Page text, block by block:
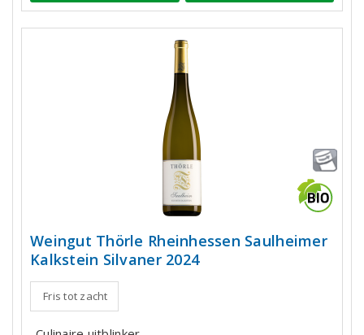
Weingut Thörle Rheinhessen Saulheimer
Kalkstein Silvaner 2024
Fris tot zacht